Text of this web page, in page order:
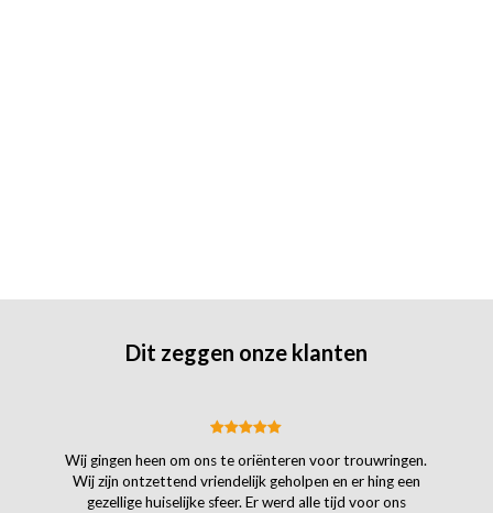
Dit zeggen onze klanten
Wij gingen heen om ons te oriënteren voor trouwringen.
Wij zijn ontzettend vriendelijk geholpen en er hing een
gezellige huiselijke sfeer. Er werd alle tijd voor ons